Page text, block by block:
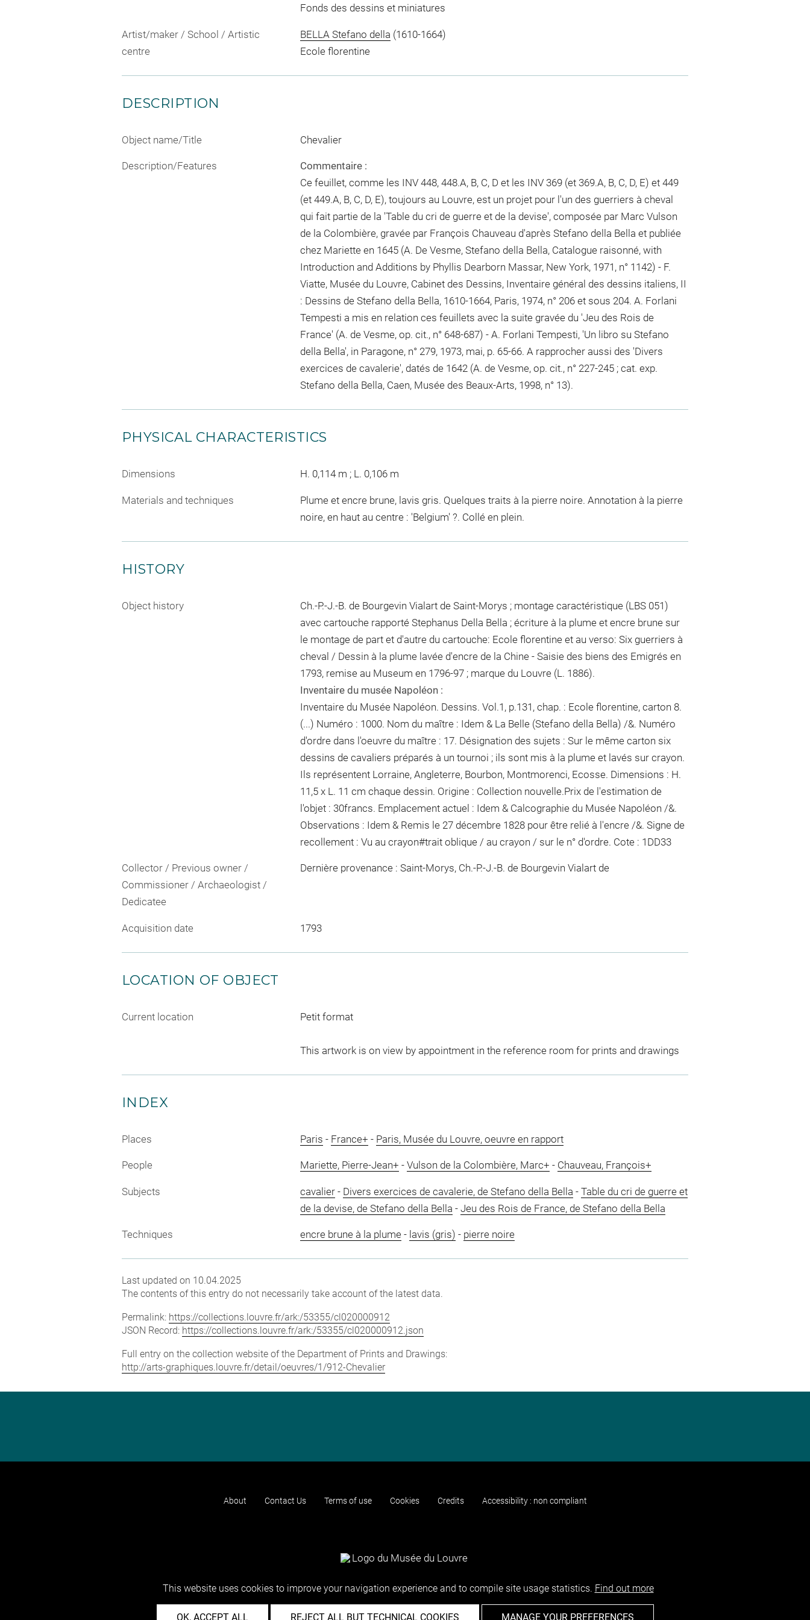
Fonds des dessins et miniatures
Artist/maker / School / Artistic
centre
BELLA Stefano della (1610-1664)
Ecole florentine
DESCRIPTION
Object name/Title Chevalier
Description/Features
Commentaire :
Ce feuillet, comme les INV 448, 448.A, B, C, D et les INV 369 (et 369.A, B, C, D, E) et 449
(et 449.A, B, C, D, E), toujours au Louvre, est un projet pour l'un des guerriers à cheval
qui fait partie de la 'Table du cri de guerre et de la devise', composée par Marc Vulson
de la Colombière, gravée par François Chauveau d'après Stefano della Bella et publiée
chez Mariette en 1645 (A. De Vesme, Stefano della Bella, Catalogue raisonné, with
Introduction and Additions by Phyllis Dearborn Massar, New York, 1971, n° 1142) - F.
Viatte, Musée du Louvre, Cabinet des Dessins, Inventaire général des dessins italiens, II
: Dessins de Stefano della Bella, 1610-1664, Paris, 1974, n° 206 et sous 204. A. Forlani
Tempesti a mis en relation ces feuillets avec la suite gravée du 'Jeu des Rois de
France' (A. de Vesme, op. cit., n° 648-687) - A. Forlani Tempesti, 'Un libro su Stefano
della Bella', in Paragone, n° 279, 1973, mai, p. 65-66. A rapprocher aussi des 'Divers
exercices de cavalerie', datés de 1642 (A. de Vesme, op. cit., n° 227-245 ; cat. exp.
Stefano della Bella, Caen, Musée des Beaux-Arts, 1998, n° 13).
PHYSICAL CHARACTERISTICS
Dimensions H. 0,114 m ; L. 0,106 m
Materials and techniques
Plume et encre brune, lavis gris. Quelques traits à la pierre noire. Annotation à la pierre
noire, en haut au centre : 'Belgium' ?. Collé en plein.
HISTORY
Object history
Ch.-P.-J.-B. de Bourgevin Vialart de Saint-Morys ; montage caractéristique (LBS 051)
avec cartouche rapporté Stephanus Della Bella ; écriture à la plume et encre brune sur
le montage de part et d'autre du cartouche: Ecole florentine et au verso: Six guerriers à
cheval / Dessin à la plume lavée d'encre de la Chine - Saisie des biens des Emigrés en
1793, remise au Museum en 1796-97 ; marque du Louvre (L. 1886).
Inventaire du musée Napoléon :
Inventaire du Musée Napoléon. Dessins. Vol.1, p.131, chap. : Ecole florentine, carton 8.
(...) Numéro : 1000. Nom du maître : Idem & La Belle (Stefano della Bella) /&. Numéro
d'ordre dans l'oeuvre du maître : 17. Désignation des sujets : Sur le même carton six
dessins de cavaliers préparés à un tournoi ; ils sont mis à la plume et lavés sur crayon.
Ils représentent Lorraine, Angleterre, Bourbon, Montmorenci, Ecosse. Dimensions : H.
11,5 x L. 11 cm chaque dessin. Origine : Collection nouvelle.Prix de l'estimation de
l'objet : 30francs. Emplacement actuel : Idem & Calcographie du Musée Napoléon /&.
Observations : Idem & Remis le 27 décembre 1828 pour être relié à l'encre/&. Signe de
recollement : Vu au crayon#trait oblique / au crayon / sur le n° d'ordre. Cote : 1DD33
Collector / Previous owner /
Commissioner / Archaeologist /
Dedicatee
Dernière provenance : Saint-Morys, Ch.-P.-J.-B. de Bourgevin Vialart de
Acquisition date 1793
LOCATION OF OBJECT
Current location Petit format
This artwork is on view by appointment in the reference room for prints and drawings
INDEX
Places Paris - France+ - Paris, Musée du Louvre, oeuvre en rapport
People Mariette, Pierre-Jean+ - Vulson de la Colombière, Marc+ - Chauveau, François+
Subjects cavalier- Divers exercices de cavalerie, de Stefano della Bella - Table du cri de guerre et
de la devise, de Stefano della Bella - Jeu des Rois de France, de Stefano della Bella
Techniques encre brune à la plume- lavis (gris) - pierre noire
Last updated on 10.04.2025
The contents of this entry do not necessarily take account of the latest data.
Permalink: https://collections.louvre.fr/ark:/53355/cl020000912
JSON Record: https://collections.louvre.fr/ark:/53355/cl020000912.json
Full entry on the collection website of the Department of Prints and Drawings:
http://arts-graphiques.louvre.fr/detail/oeuvres/1/912-Chevalier
About Contact Us Terms of use Cookies Credits Accessibility : non compliant
This website uses cookies to improve your navigation experience and to compile site usage statistics. Find out more
OK, ACCEPT ALL REJECT ALL BUT TECHNICAL COOKIES MANAGE YOUR PREFERENCES